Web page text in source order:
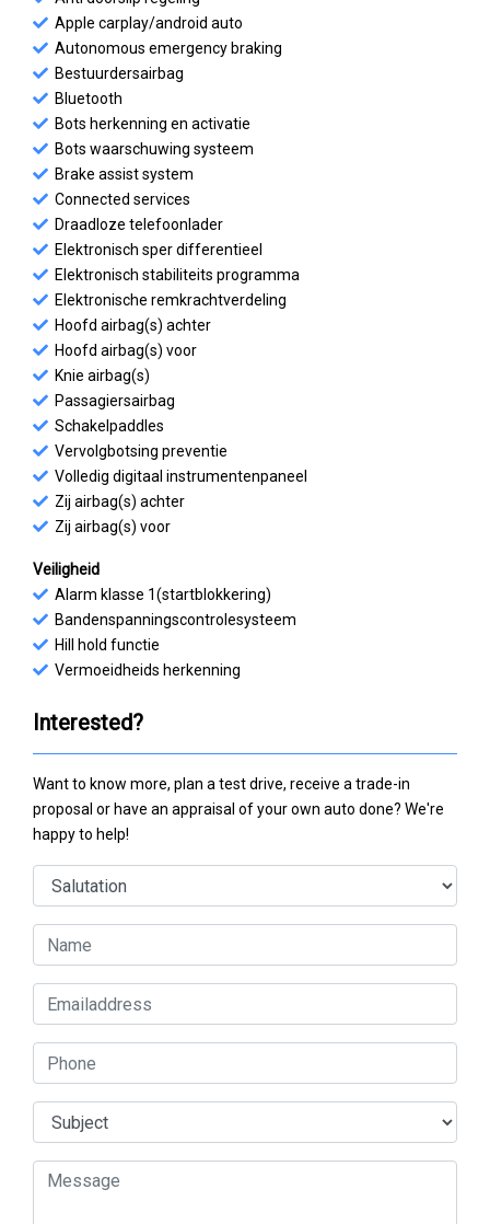
Apple carplay/android auto
Autonomous emergency braking
Bestuurdersairbag
Bluetooth
Bots herkenning en activatie
Bots waarschuwing systeem
Brake assist system
Connected services
Draadloze telefoonlader
Elektronisch sper differentieel
Elektronisch stabiliteits programma
Elektronische remkrachtverdeling
Hoofd airbag(s) achter
Hoofd airbag(s) voor
Knie airbag(s)
Passagiersairbag
Schakelpaddles
Vervolgbotsing preventie
Volledig digitaal instrumentenpaneel
Zij airbag(s) achter
Zij airbag(s) voor
Veiligheid
Alarm klasse 1(startblokkering)
Bandenspanningscontrolesysteem
Hill hold functie
Vermoeidheids herkenning
Interested?
Want to know more, plan a test drive, receive a trade-in
proposal or have an appraisal of your own auto done? We're
happy to help!